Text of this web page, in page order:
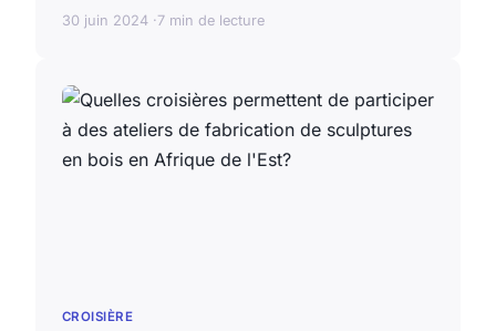
30 juin 2024 7 min de lecture
CROISIÈRE